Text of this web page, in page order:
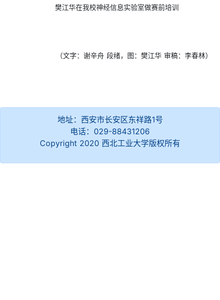
樊江华在我校神经信息实验室做赛前培训
（文字：谢辛舟 段绪，图：樊江华 审稿：李春林）
地址：西安市长安区东祥路1号
电话：029-88431206
Copyright 2020 西北工业大学版权所有